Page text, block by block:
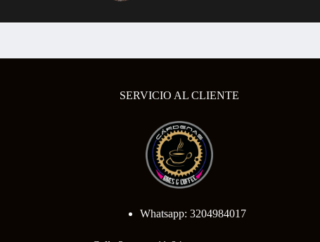
SERVICIO AL CLIENTE
Whatsapp: 3204984017